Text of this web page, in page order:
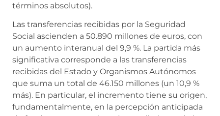
términos absolutos).
Las transferencias recibidas por la Seguridad
Social ascienden a 50.890 millones de euros, con
un aumento interanual del 9,9 %. La partida más
significativa corresponde a las transferencias
recibidas del Estado y Organismos Autónomos
que suma un total de 46.150 millones (un 10,9 %
más). En particular, el incremento tiene su origen,
fundamentalmente, en la percepción anticipada